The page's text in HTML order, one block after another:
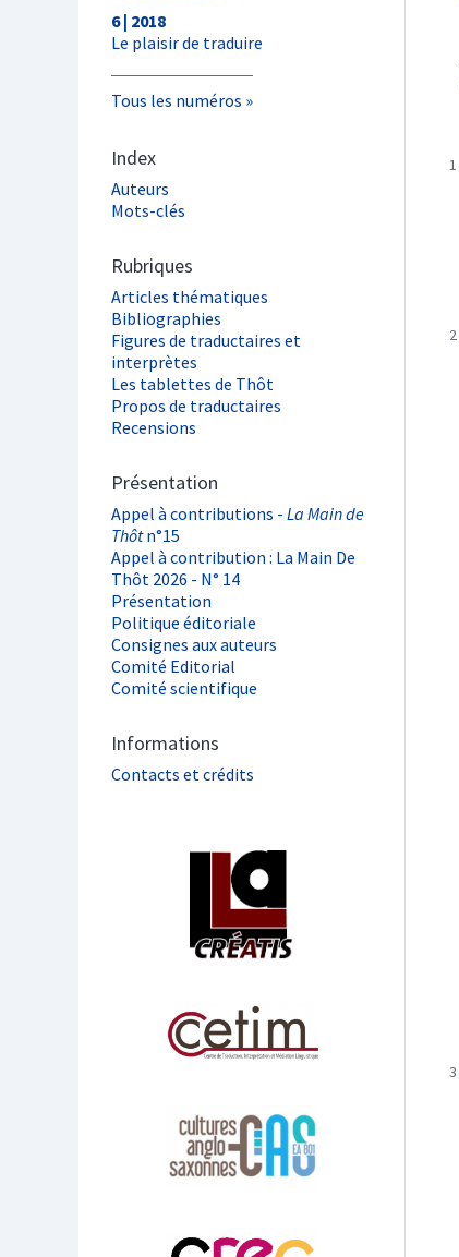
6 | 2018
Le plaisir de traduire
Tous les numéros
Index
Auteurs
Mots-clés
Rubriques
Articles thématiques
Bibliographies
Figures de traductaires et
interprètes
Les tablettes de Thôt
Propos de traductaires
Recensions
Présentation
Appel à contributions - La Main de
Thôtn°15
Appel à contribution : La Main De
Thôt 2026 - N° 14
Présentation
Politique éditoriale
Consignes aux auteurs
Comité Editorial
Comité scientifique
Informations
Contacts et crédits
Affiliations/partenaires